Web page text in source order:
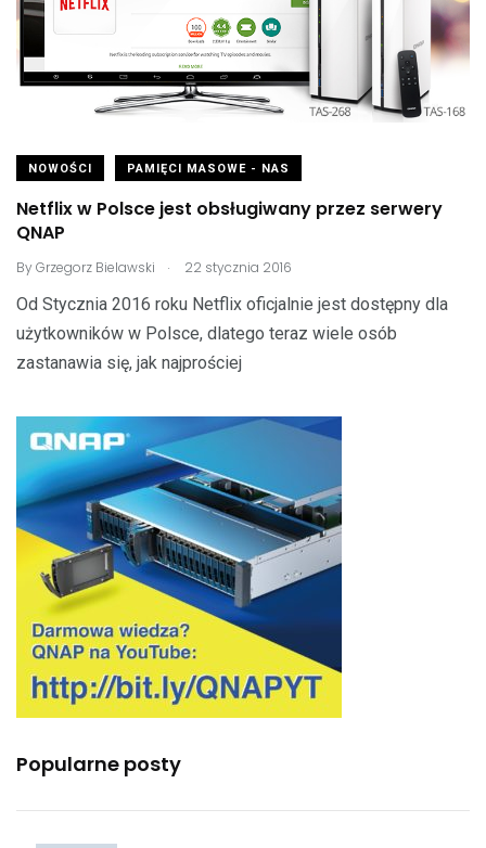
NOWOŚCI PAMIĘCI MASOWE - NAS
Netflix w Polsce jest obsługiwany przez serwery
QNAP
ByGrzegorz Bielawski . 22 stycznia 2016
Od Stycznia 2016 roku Netflix oficjalnie jest dostępny dla
użytkowników w Polsce, dlatego teraz wiele osób
zastanawia się, jak najprościej
Popularne posty